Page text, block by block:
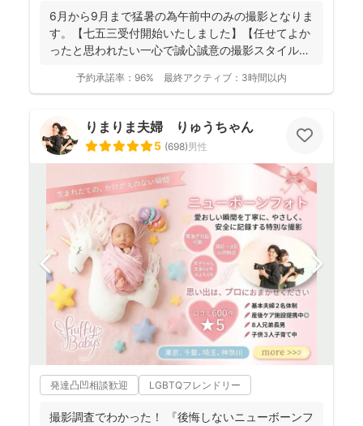
6月から9月まで猛暑の為午前中のみの撮影となりま
す。【七五三受付開始いたしました】【任せてよか
ったと思われたい一心で誠心誠意の撮影スタイル】
予約承諾率： 96% 最終アクティブ： 3時間以内
りまりま夫婦 りゅうちゃん
5 (698)男性
発達凸凹相談歓迎 LGBTQフレンドリー
撮影調査でわかった！ 『後悔しないニューボーンフ